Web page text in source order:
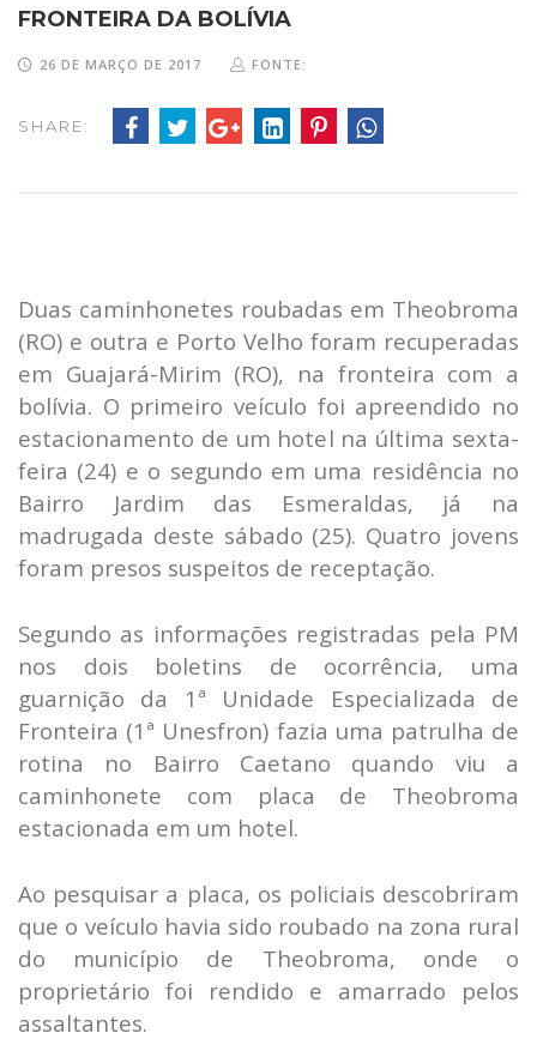
FRONTEIRA DA BOLÍVIA
26 DE MARÇO DE 2017 FONTE:
SHARE:
Duas caminhonetes roubadas em Theobroma
(RO) e outra e Porto Velho foram recuperadas
em Guajará-Mirim (RO), na fronteira com a
bolívia. O primeiro veículo foi apreendido no
estacionamento de um hotel na última sexta-
feira (24) e o segundo em uma residência no
Bairro Jardim das Esmeraldas, já na
madrugada deste sábado (25). Quatro jovens
foram presos suspeitos de receptação.
Segundo as informações registradas pela PM
nos dois boletins de ocorrência, uma
guarnição da 1ª Unidade Especializada de
Fronteira (1ª Unesfron) fazia uma patrulha de
rotina no Bairro Caetano quando viu a
caminhonete com placa de Theobroma
estacionada em um hotel.
Ao pesquisar a placa, os policiais descobriram
que o veículo havia sido roubado na zona rural
do município de Theobroma, onde o
proprietário foi rendido e amarrado pelos
assaltantes.